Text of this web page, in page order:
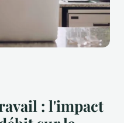
: l'impact